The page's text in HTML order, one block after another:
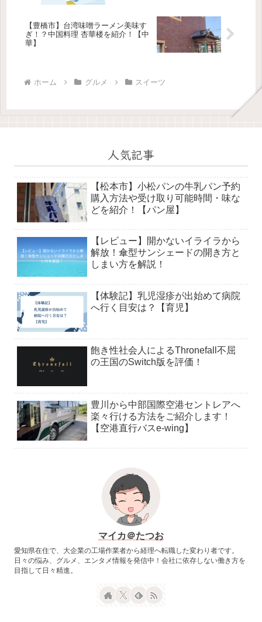
【豊橋市】台湾味噌ラーメン美味す
ぎ！？中国料理 杏華楼を紹介！【中
華】
ホーム グルメ スイーツ
人気記事
【松本市】小松パンの牛乳パン予約
購入方法や受け取り可能時間・味な
どを紹介！【パン屋】
【レビュー】開かないイライラから
解放！傘型サンシェードの開き方と
しまい方を解説！
【体験記】乳児湿疹が出始めて病院
へ行く目安は？【育児】
飽き性社会人によるThronefall不屈
の王国のSwitch版を評価！
豊川から中部国際空港セントレアへ
楽々行ける方法をご紹介します！
【空港直行バスe-wing】
マイカ＠たつお
愛知県在住で、大企業の工場作業者から経理へ転職した変わり者です。
日々の悩み、グルメ、エンタメ情報を発信中！会社に依存しない働き方を
目指して日々精進。